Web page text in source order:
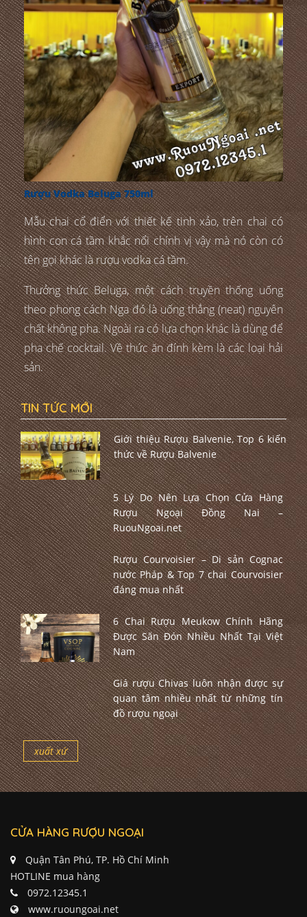
Rượu Vodka Beluga 750ml
Mẫu chai cổ điển với thiết kế tinh xảo, trên chai có
hình con cá tầm khắc nổi chính vị vậy mà nó còn có
tên gọi khác là rượu vodka cá tầm.
Thưởng thức Beluga, một cách truyền thống uống
theo phong cách Nga đó là uống thẳng (neat) nguyên
chất không pha. Ngoài ra có lựa chọn khác là dùng để
pha chế cocktail. Về thức ăn đính kèm là các loại hải
sản.
TIN TỨC MỚI
Giới thiệu Rượu Balvenie, Top 6 kiến
thức về Rượu Balvenie
5 Lý Do Nên Lựa Chọn Cửa Hàng
Rượu Ngoại Đồng Nai –
RuouNgoai.net
Rượu Courvoisier – Di sản Cognac
nước Pháp & Top 7 chai Courvoisier
đáng mua nhất
6 Chai Rượu Meukow Chính Hãng
Được Săn Đón Nhiều Nhất Tại Việt
Nam
Giá rượu Chivas luôn nhận được sự
quan tâm nhiều nhất từ những tín
đồ rượu ngoại
xuất xứ
CỬA HÀNG RƯỢU NGOẠI
Quận Tân Phú, TP. Hồ Chí Minh
HOTLINE mua hàng
0972.12345.1
www.ruoungoai.net